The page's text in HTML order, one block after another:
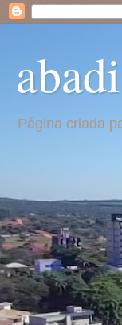
Página criada